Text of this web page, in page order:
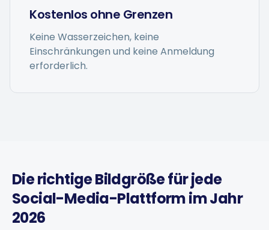
Kostenlos ohne Grenzen
Keine Wasserzeichen, keine
Einschränkungen und keine Anmeldung
erforderlich.
Die richtige Bildgröße für jede
Social-Media-Plattform im Jahr
2026